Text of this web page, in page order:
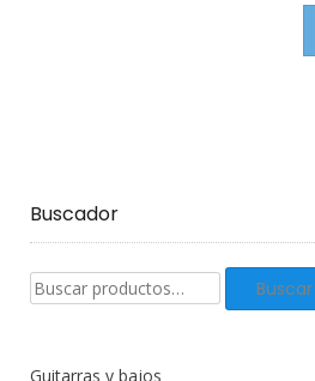
Buscador
Buscar
productos:
Buscar
Guitarras y bajos